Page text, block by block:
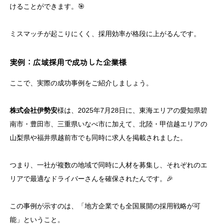
けることができます。🎯
ミスマッチが起こりにくく、採用効率が格段に上がるんです。
実例：広域採用で成功した企業様
ここで、実際の成功事例をご紹介しましょう。
株式会社伊勢安様は、2025年7月28日に、東海エリアの愛知県碧
南市・豊田市、三重県いなべ市に加えて、北陸・甲信越エリアの
山梨県や福井県越前市でも同時に求人を掲載されました。
つまり、一社が複数の地域で同時に人材を募集し、それぞれのエ
リアで最適なドライバーさんを確保されたんです。🎉
この事例が示すのは、「地方企業でも全国展開の採用戦略が可
能」ということ。